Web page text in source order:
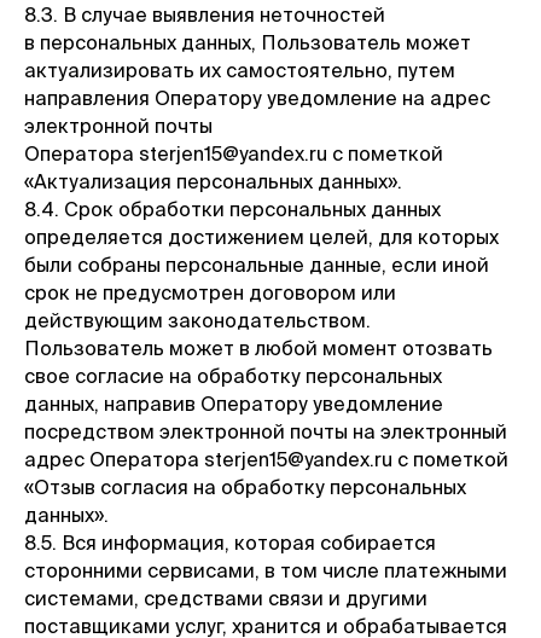
8.3. В случае выявления неточностей
в персональных данных, Пользователь может
актуализировать их самостоятельно, путем
направления Оператору уведомление на адрес
электронной почты
Оператора sterjen15@yandex.ru с пометкой
«Актуализация персональных данных».
8.4. Срок обработки персональных данных
определяется достижением целей, для которых
были собраны персональные данные, если иной
срок не предусмотрен договором или
действующим законодательством.
Пользователь может в любой момент отозвать
свое согласие на обработку персональных
данных, направив Оператору уведомление
посредством электронной почты на электронный
адрес Оператора sterjen15@yandex.ru с пометкой
«Отзыв согласия на обработку персональных
данных».
8.5. Вся информация, которая собирается
сторонними сервисами, в том числе платежными
системами, средствами связи и другими
поставщиками услуг, хранится и обрабатывается